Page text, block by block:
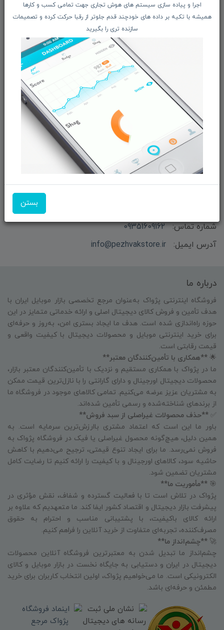
اجرا و پیاده سازی سیستم های هوش تجاری جهت تمامی کسب و کارها
همیشه با تکیه بر داده های خودچند قدم جلوتر از رقبا حرکت کرده و تصمیمات
سازنده تری را بگیرید
بستن
درباره ما بیشتر بدانید
اخبار فناوری اطلاعات
از تخفیف‌ها و جدیدترین‌های فروشگاه ما باخبر شوید:
ثبت‌نام
ما را در شبکه‌های اجتماعی دنبال کنید:
بازرگانی و فروش محصولات MSI ماتریکس - جناب آقای
شماره تماس: 09351609162
آدرس ایمیل:
info@pezhvakstore.ir
درباره ما
فروشگاه اینترنتی پژواک به‌عنوان مرجع تخصصی بازار موبایل ایران با
هدف تأمین و فروش کالای دیجیتال اصلی و ارائه خدماتی متمایز در این
حوزه راه‌اندازی شده است. هدف ما ایجاد بستری امن، به‌روز و حرفه‌ای
برای خرید اینترنتی موبایل و محصولات دیجیتال با کیفیت واقعی و
قیمت رقابتی است.
🌟 **همکاری با تأمین‌کنندگان معتبر**
ما در پژواک با همکاری مستقیم و نزدیک با تأمین‌کنندگان معتبر بازار،
محصولات دیجیتال اورجینال و دارای گارانتی را با نازل‌ترین قیمت ممکن
به مشتریان عزیز عرضه می‌کنیم. تمامی کالاهای موجود در فروشگاه ما
از برندهای شناخته‌شده و رسمی تأمین شده‌اند.
✅ **حذف محصولات غیراصلی از سبد فروش**
باور ما این است که اعتماد مشتری باارزش‌ترین سرمایه است. به
همین دلیل، هیچ‌گونه محصول غیراصلی یا فیک در فروشگاه پژواک به
فروش نمی‌رسد. ما برای ایجاد تنوع قیمتی، ترجیح می‌دهیم با کاهش
حاشیه سود، کالاهای اورجینال و با کیفیت را ارائه کنیم تا رضایت کامل
مشتریان تضمین شود.
🎯 **مأموریت ما**
پژواک در تلاش است تا با فعالیت گسترده و شفاف، نقش مؤثری در
پیشرفت بازار دیجیتال و اقتصاد کشور ایفا کند. ما متعهدیم که علاوه بر
ارائه کالای باکیفیت، با پشتیبانی مناسب و احترام به حقوق
مصرف‌کننده، تجربه‌ای متفاوت از خرید آنلاین را فراهم کنیم.
🚀 **چشم‌انداز ما**
چشم‌انداز ما تبدیل شدن به معتبرترین فروشگاه آنلاین محصولات
دیجیتال در ایران و دستیابی به جایگاه نخست در بازار موبایل و کالای
الکترونیکی است. ما می‌خواهیم پژواک، اولین انتخاب کاربران برای خرید
مطمئن و حرفه‌ای باشد.